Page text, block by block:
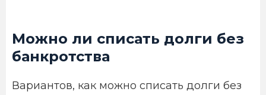
Можно ли списать долги без
банкротства
Вариантов, как можно списать долги без